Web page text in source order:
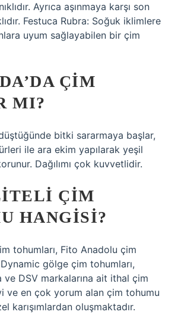
Ayrıca aşınmaya karşı son
Festuca Rubra: Soğuk iklimlere
uyum sağlayabilen bir çim
ÇIM
MI?
düştüğünde bitki sararmaya başlar,
ile ara ekim yapılarak yeşil
Dağılımı çok kuvvetlidir.
ÇIM
HANGISI?
tohumları, Fito Anadolu çim
gölge çim tohumları,
ve DSV markalarına ait ithal çim
ve en çok yorum alan çim tohumu
karışımlardan oluşmaktadır.